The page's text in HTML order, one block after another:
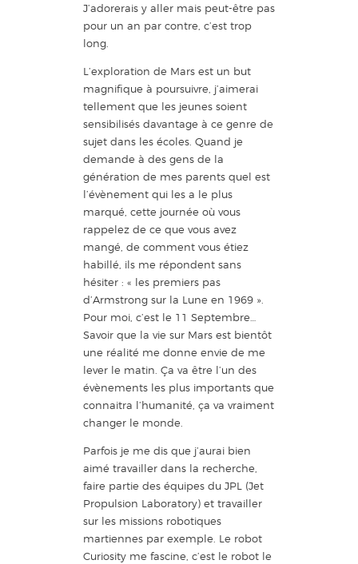
J’adorerais y aller mais peut-être pas
pour un an par contre, c’est trop
long.
L’exploration de Mars est un but
magnifique à poursuivre, j’aimerai
tellement que les jeunes soient
sensibilisés davantage à ce genre de
sujet dans les écoles. Quand je
demande à des gens de la
génération de mes parents quel est
l’évènement qui les a le plus
marqué, cette journée où vous
rappelez de ce que vous avez
mangé, de comment vous étiez
habillé, ils me répondent sans
hésiter : « les premiers pas
d’Armstrong sur la Lune en 1969 ».
Pour moi, c’est le 11 Septembre…
Savoir que la vie sur Mars est bientôt
une réalité me donne envie de me
lever le matin. Ça va être l’un des
évènements les plus importants que
connaitra l’humanité, ça va vraiment
changer le monde.
Parfois je me dis que j’aurai bien
aimé travailler dans la recherche,
faire partie des équipes du JPL (Jet
Propulsion Laboratory) et travailler
sur les missions robotiques
martiennes par exemple. Le robot
Curiosity me fascine, c’est le robot le